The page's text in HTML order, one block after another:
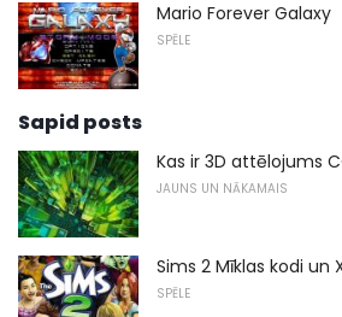
Mario Forever Galaxy
SPĒLE
Sapid posts
Kas ir 3D attēlojums
JAUNS UN NĀKAMAIS
Sims 2 Mīklas kodi un
SPĒLE